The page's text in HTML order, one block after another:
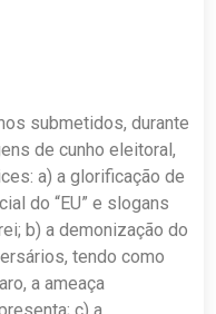
submetidos, durante
de cunho eleitoral,
a) a glorificação de
do “EU” e slogans
b) a demonização do
tendo como
a ameaça